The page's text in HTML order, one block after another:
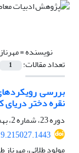
نویسنده =
تعداد مقالات: 1
بررسی
نقره دختر دریای
دوره 23، شماره 2، بهمن 1397، صفحه